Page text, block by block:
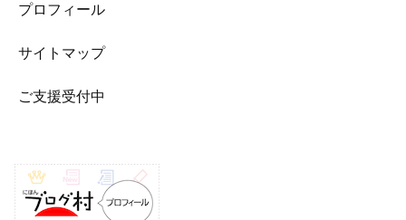
プロフィール
サイトマップ
ご支援受付中